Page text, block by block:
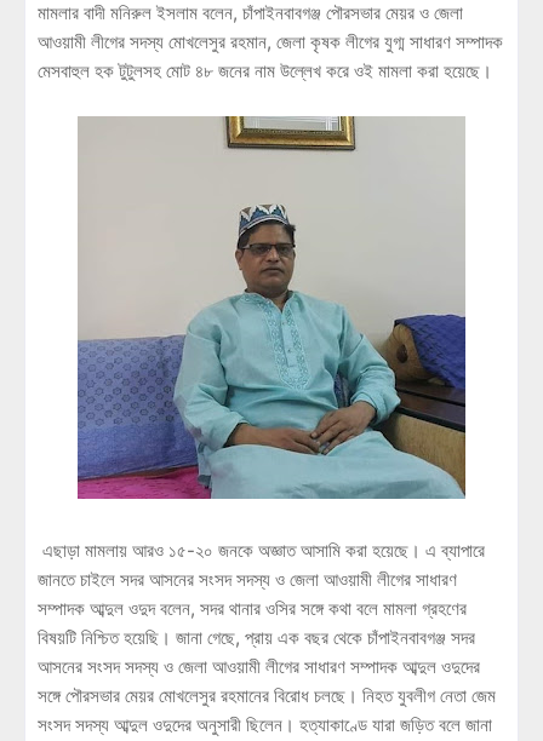
মামলার বাদী মনিরুল ইসলাম বলেন, চাঁপাইনবাবগঞ্জ পৌরসভার মেয়র ও জেলা
আওয়ামী লীগের সদস্য মোখলেসুর রহমান, জেলা কৃষক লীগের যুগ্ম সাধারণ সম্পাদক
মেসবাহুল হক টুটুলসহ মোট ৪৮ জনের নাম উল্লেখ করে ওই মামলা করা হয়েছে।
এছাড়া মামলায় আরও ১৫-২০ জনকে অজ্ঞাত আসামি করা হয়েছে। এ ব্যাপারে
জানতে চাইলে সদর আসনের সংসদ সদস্য ও জেলা আওয়ামী লীগের সাধারণ
সম্পাদক আব্দুল ওদুদ বলেন, সদর থানার ওসির সঙ্গে কথা বলে মামলা গ্রহণের
বিষয়টি নিশ্চিত হয়েছি। জানা গেছে, প্রায় এক বছর থেকে চাঁপাইনবাবগঞ্জ সদর
আসনের সংসদ সদস্য ও জেলা আওয়ামী লীগের সাধারণ সম্পাদক আব্দুল ওদুদের
সঙ্গে পৌরসভার মেয়র মোখলেসুর রহমানের বিরোধ চলছে। নিহত যুবলীগ নেতা জেম
সংসদ সদস্য আব্দুল ওদুদের অনুসারী ছিলেন। হত্যাকাণ্ডে যারা জড়িত বলে জানা